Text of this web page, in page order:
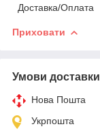
Доставка/Оплата
Приховати
Умови доставки
Нова Пошта
Укрпошта